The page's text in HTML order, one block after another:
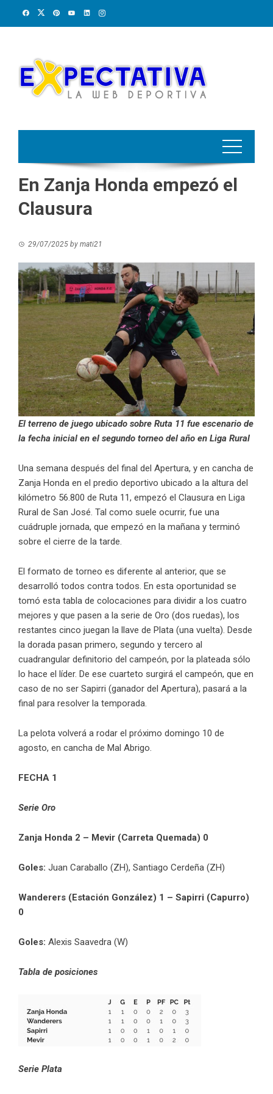
En Zanja Honda empezó el
Clausura
29/07/2025 by mati21
El terreno de juego ubicado sobre Ruta 11 fue escenario de
la fecha inicial en el segundo torneo del año en Liga Rural
Una semana después del final del Apertura, y en cancha de
Zanja Honda en el predio deportivo ubicado a la altura del
kilómetro 56.800 de Ruta 11, empezó el Clausura en Liga
Rural de San José. Tal como suele ocurrir, fue una
cuádruple jornada, que empezó en la mañana y terminó
sobre el cierre de la tarde.
El formato de torneo es diferente al anterior, que se
desarrolló todos contra todos. En esta oportunidad se
tomó esta tabla de colocaciones para dividir a los cuatro
mejores y que pasen a la serie de Oro (dos ruedas), los
restantes cinco juegan la llave de Plata (una vuelta). Desde
la dorada pasan primero, segundo y tercero al
cuadrangular definitorio del campeón, por la plateada sólo
lo hace el líder. De ese cuarteto surgirá el campeón, que en
caso de no ser Sapirri (ganador del Apertura), pasará a la
final para resolver la temporada.
La pelota volverá a rodar el próximo domingo 10 de
agosto, en cancha de Mal Abrigo.
FECHA 1
Serie Oro
Zanja Honda 2 – Mevir (Carreta Quemada) 0
Goles: Juan Caraballo (ZH), Santiago Cerdeña (ZH)
Wanderers (Estación González) 1 – Sapirri (Capurro)
0
Goles: Alexis Saavedra (W)
Tabla de posiciones
Serie Plata